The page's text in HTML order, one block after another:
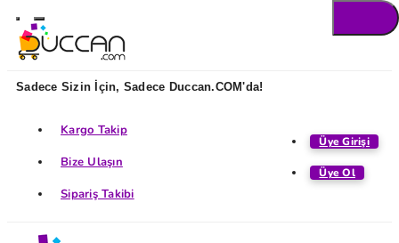
Sadece Sizin İçin, Sadece Duccan.COM'da!
Üye Girişi
Üye Ol
Kargo Takip
Bize Ulaşın
Sipariş Takibi